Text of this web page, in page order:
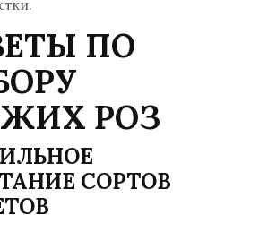
ПО
РОЗ
СОРТОВ